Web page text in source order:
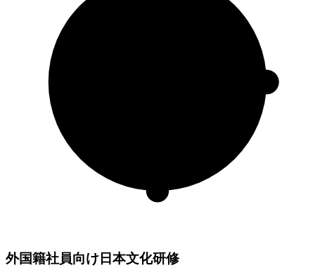
外国籍社員向け 日本文化研修